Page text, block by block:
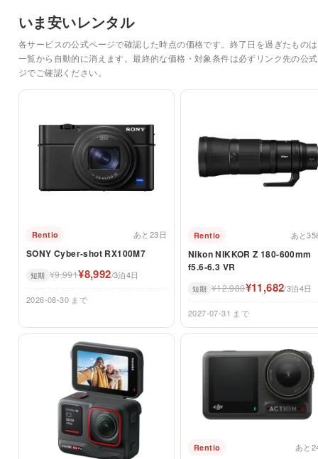
いま安いレンタル
各サービスの公式ページで確認した時点の価格です。終了日を過ぎたもの
一覧から自動的に消えます。最終的な価格・対象条件は必ずリンク先の公
ジでご確認ください。
Rentio あと23日
SONY Cyber-shot RX100M7
短期 ¥9,991¥8,992/3泊4日
2026-08-30 まで
Rentio あと
Nikon NIKKOR Z 180-600mm
f5.6-6.3 VR
短期 ¥12,980¥11,682/3泊4日
2027-07-31 まで
Rentio あと